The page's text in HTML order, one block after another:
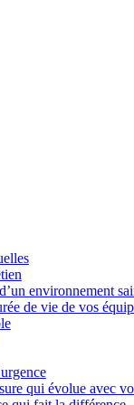
environnement
de vie de vos
qui évolue avec